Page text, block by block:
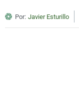
Por: Javier Esturillo